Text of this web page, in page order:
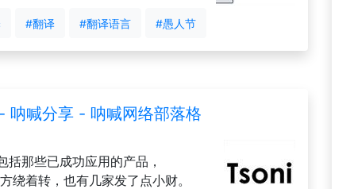
#翻译 #翻译语言 #愚人节
呐喊分享 - 呐喊网络部落格
那些已成功应用的产品，
着转，也有几家发了点小财。